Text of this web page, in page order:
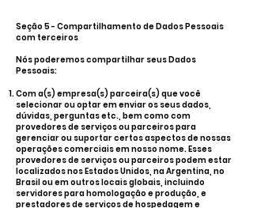
Seção 5 - Compartilhamento de Dados Pessoais
com terceiros
Nós poderemos compartilhar seus Dados
Pessoais:
Com a(s) empresa(s) parceira(s) que você
selecionar ou optar em enviar os seus dados,
dúvidas, perguntas etc., bem como com
provedores de serviços ou parceiros para
gerenciar ou suportar certos aspectos de nossas
operações comerciais em nosso nome. Esses
provedores de serviços ou parceiros podem estar
localizados nos Estados Unidos, na Argentina, no
Brasil ou em outros locais globais, incluindo
servidores para homologação e produção, e
prestadores de serviços de hospedagem e